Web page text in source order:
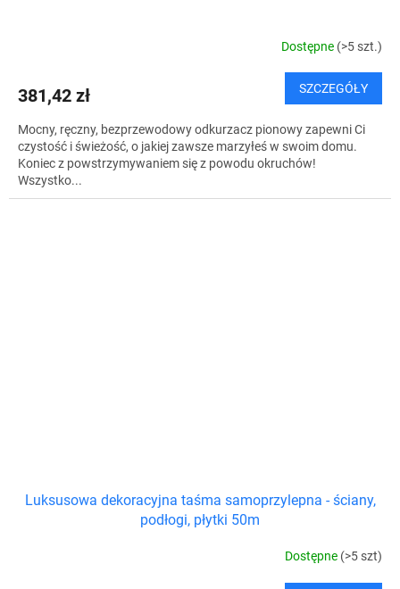
Dostępne (>5 szt.)
381,42 zł SZCZEGÓŁY
Mocny, ręczny, bezprzewodowy odkurzacz pionowy zapewni Ci
czystość i świeżość, o jakiej zawsze marzyłeś w swoim domu.
Koniec z powstrzymywaniem się z powodu okruchów!
Wszystko...
Luksusowa dekoracyjna taśma samoprzylepna - ściany,
podłogi, płytki 50m
Dostępne (>5 szt)